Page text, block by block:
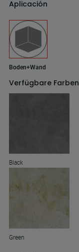
Aplicación
Boden+Wand
Verfügbare Farben
Black
Green